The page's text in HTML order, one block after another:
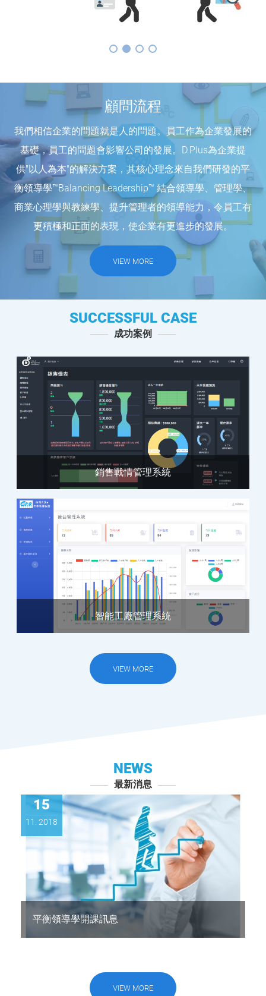
顧問流程
我們相信企業的問題就是人的問題。員工作為企業發展的
基礎，員工的問題會影響公司的發展。D.Plus為企業提
供"以人為本"的解決方案，其核心理念來自我們研發的平
衡領導學™Balancing Leadership™ 結合領導學、管理學、
商業心理學與教練學、提升管理者的領導能力，令員工有
更積極和正面的表現，使企業有更進步的發展。
VIEW MORE
SUCCESSFUL CASE
成功案例
銷售戰情管理系統
智能工廠管理系統
VIEW MORE
NEWS
最新消息
平衡領導學開課訊息
15
11. 2018
VIEW MORE